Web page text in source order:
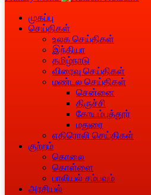
முகப்பு
செய்திகள்
உலக செய்திகள்
இந்தியா
தமிழ்நாடு
விரைவு செய்திகள்
மண்டல செய்திகள்
சென்னை
திருச்சி
கோயம்புத்தூர்
மதுரை
எதிரொலி செய்திகள்
குற்றம்
கொலை
கொள்ளை
பாலியல் சம்பவம்
அரசியல்